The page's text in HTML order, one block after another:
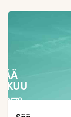
27°